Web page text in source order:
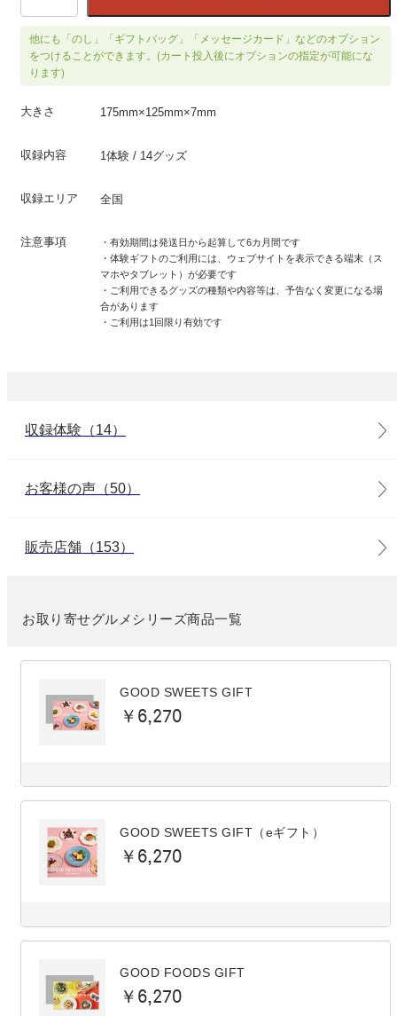
他にも「のし」「ギフトバッグ」「メッセージカード」などのオプション
をつけることができます。(カート投入後にオプションの指定が可能にな
ります)
大きさ 175mm×125mm×7mm
収録内容 1体験 / 14グッズ
収録エリア 全国
注意事項
・有効期間は発送日から起算して6カ月間です
・体験ギフトのご利用には、ウェブサイトを表示できる端末（ス
マホやタブレット）が必要です
・ご利用できるグッズの種類や内容等は、予告なく変更になる場
合があります
・ご利用は1回限り有効です
収録体験（14）
お客様の声（50）
販売店舗（153）
お取り寄せグルメシリーズ商品一覧
GOOD SWEETS GIFT
￥6,270
GOOD SWEETS GIFT（eギフト）
￥6,270
GOOD FOODS GIFT
￥6,270